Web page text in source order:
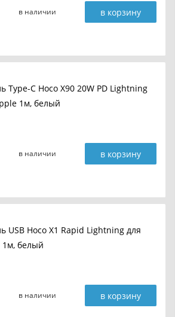
в наличии в корзину
Type-C Hoco X90 20W PD Lightning
1м, белый
в наличии в корзину
USB Hoco X1 Rapid Lightning для
1м, белый
в наличии в корзину